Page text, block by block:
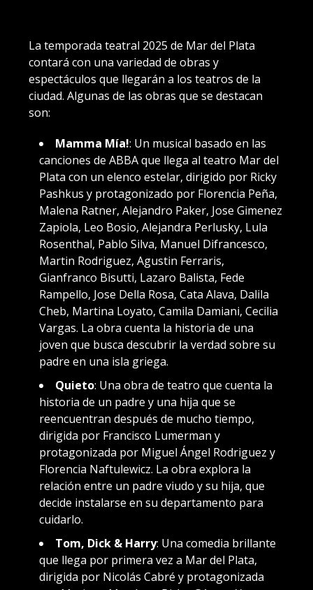
La temporada teatral 2025 de Mar del Plata
contará con una variedad de obras y
espectáculos que llegarán a los teatros de la
ciudad. Algunas de las obras que se destacan
son:
Mamma Mía!: Un musical basado en las
canciones de ABBA que llega al teatro Mar del
Plata con un elenco estelar, dirigido por Ricky
Pashkus y protagonizado por Florencia Peña,
Malena Ratner, Alejandro Paker, Jose Gimenez
Zapiola, Leo Bosio, Alejandra Perlusky, Lula
Rosenthal, Pablo Silva, Manuel Difrancesco,
Martin Rodriguez, Agustin Ferraris,
Gianfranco Bisutti, Lazaro Balista, Fede
Rampello, Jose Della Rosa, Cata Alava, Dalila
Cheb, Martina Loyato, Camila Damiani, Cecilia
Vargas. La obra cuenta la historia de una
joven que busca descubrir la verdad sobre su
padre en una isla griega.
Quieto: Una obra de teatro que cuenta la
historia de un padre y una hija que se
reencuentran después de mucho tiempo,
dirigida por Francisco Lumerman y
protagonizada por Miguel Ángel Rodriguez y
Florencia Naftulewicz. La obra explora la
relación entre un padre viudo y su hija, que
decide instalarse en su departamento para
cuidarlo.
Tom, Dick & Harry: Una comedia brillante
que llega por primera vez a Mar del Plata,
dirigida por Nicolás Cabré y protagonizada